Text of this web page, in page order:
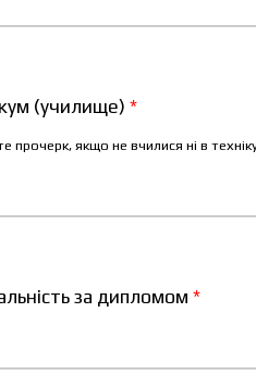
(училище)*
прочерк, якщо не вчилися ні в
за дипломом*